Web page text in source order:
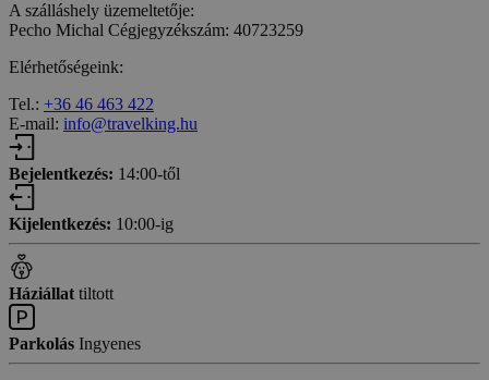
A szálláshely üzemeltetője:
Pecho Michal Cégjegyzékszám: 40723259
Elérhetőségeink:
Tel.: +36 46 463 422
E-mail: info@travelking.hu
Bejelentkezés: 14:00-től
Kijelentkezés: 10:00-ig
Háziállat tiltott
Parkolás Ingyenes